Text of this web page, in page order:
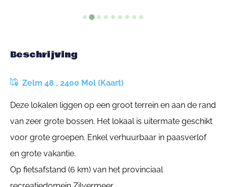
Beschrijving
Zelm 48 , 2400 Mol (Kaart)
Deze lokalen liggen op een groot terrein en aan de rand
van zeer grote bossen. Het lokaal is uitermate geschikt
voor grote groepen. Enkel verhuurbaar in paasverlof
en grote vakantie.
Op fietsafstand (6 km) van het provinciaal